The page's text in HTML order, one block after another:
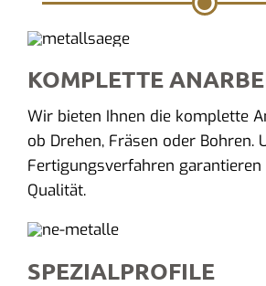
KOMPLETTE
Wir bieten Ihnen die komplette
ob Drehen, Fräsen oder Bohren.
Fertigungsverfahren garantieren
Qualität.
SPEZIALPROFILE